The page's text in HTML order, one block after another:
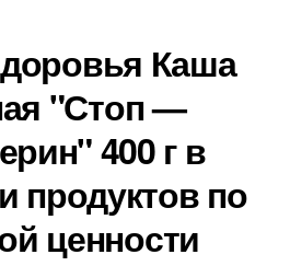
Каша
"Стоп —
400 г в
продуктов по
ценности